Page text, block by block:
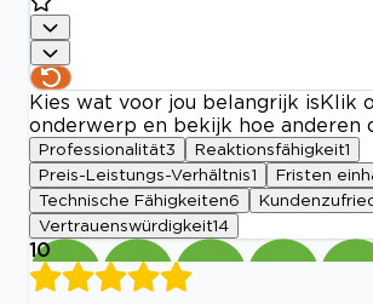
Kies wat voor jou belangrijk is Klik
onderwerp en bekijk hoe anderen
Professionalität3 Reaktionsfähigkeit1
Preis-Leistungs-Verhältnis1 Fristen
Technische Fähigkeiten6
Vertrauenswürdigkeit14
10